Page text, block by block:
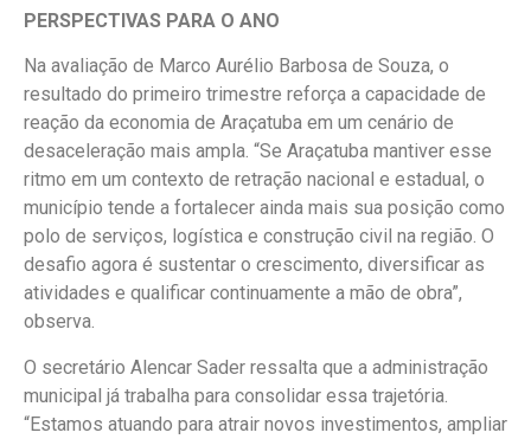
PERSPECTIVAS PARA O ANO
Na avaliação de Marco Aurélio Barbosa de Souza, o
resultado do primeiro trimestre reforça a capacidade de
reação da economia de Araçatuba em um cenário de
desaceleração mais ampla. “Se Araçatuba mantiver esse
ritmo em um contexto de retração nacional e estadual, o
município tende a fortalecer ainda mais sua posição como
polo de serviços, logística e construção civil na região. O
desafio agora é sustentar o crescimento, diversificar as
atividades e qualificar continuamente a mão de obra”,
observa.
O secretário Alencar Sader ressalta que a administração
municipal já trabalha para consolidar essa trajetória.
“Estamos atuando para atrair novos investimentos, ampliar